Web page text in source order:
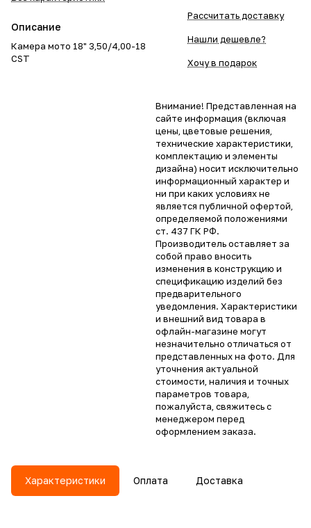
Описание
Камера мото 18" 3,50/4,00-18
CST
Рассчитать доставку
Нашли дешевле?
Хочу в подарок
Внимание! Представленная на
сайте информация (включая
цены, цветовые решения,
технические характеристики,
комплектацию и элементы
дизайна) носит исключительно
информационный характер и
ни при каких условиях не
является публичной офертой,
определяемой положениями
ст. 437 ГК РФ.
Производитель оставляет за
собой право вносить
изменения в конструкцию и
спецификацию изделий без
предварительного
уведомления. Характеристики
и внешний вид товара в
офлайн-магазине могут
незначительно отличаться от
представленных на фото. Для
уточнения актуальной
стоимости, наличия и точных
параметров товара,
пожалуйста, свяжитесь с
менеджером перед
оформлением заказа.
Характеристики Оплата Доставка